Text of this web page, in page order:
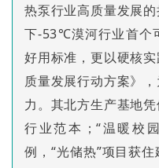
热泵行业高质量发展
下-53℃漠河行业首个
好用标准，更以硬核
质量发展行动方案》
力。其北方生产基地
行业范本；“温暖校
例，“光储热”项目获